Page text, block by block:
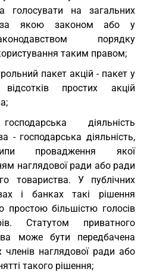
голосувати на загальних
за якою законом або у
порядку
таким правом;
пакет акцій - пакет у
простих акцій
діяльність
- господарська діяльність,
провадження якої
наглядової ради або ради
товариства. У публічних
і банках такі рішення
більшістю голосів
Статутом приватного
може бути передбачена
членів наглядової ради або
такого рішення;